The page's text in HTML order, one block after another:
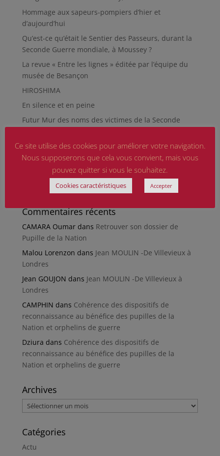
Hommage aux sapeurs-pompiers d’hier et
d’aujourd’hui
Qu’est-ce qu’était le Sentier des Passeurs, durant la
Seconde Guerre mondiale, à Moussey ?
La revue « Entre les lignes » éditée par l’équipe du
musée de Besançon
HIROSHIMA
En silence et en peine
Futur Mur des noms des victimes de la Seconde
RÉPARER LES OMISSIONS SUR LES MONUMENTS AUX
MORTS
Le rapport d’activité 2025 de la DMCA.
Quand la paix chemine
Commentaires récents
CAMARA Oumardans Retrouver son dossier de
Pupille de la Nation
Malou Lorenzon dans Jean MOULIN -De Villevieux à
Londres
Jean GOUJON dans Jean MOULIN -De Villevieux à
Londres
CAMPHIN dans Cohérence des dispositifs de
reconnaissance au bénéfice des pupilles de la
Nation et orphelins de guerre
Dziura dans Cohérence des dispositifs de
reconnaissance au bénéfice des pupilles de la
Nation et orphelins de guerre
Archives
Archives
Catégories
Actu
Ce site utilise des cookies pour améliorer votre navigation.
Nous supposerons que cela vous convient, mais vous
pouvez quitter si vous le souhaitez.
Cookies caractéristiques Accepter